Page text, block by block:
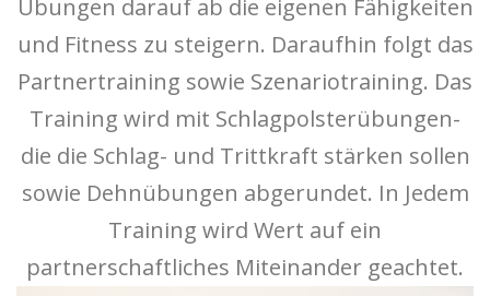
Übungen darauf ab die eigenen Fähigkeiten
und Fitness zu steigern. Daraufhin folgt das
Partnertraining sowie Szenariotraining. Das
Training wird mit Schlagpolsterübungen-
die die Schlag- und Trittkraft stärken sollen
sowie Dehnübungen abgerundet. In Jedem
Training wird Wert auf ein
partnerschaftliches Miteinander geachtet.